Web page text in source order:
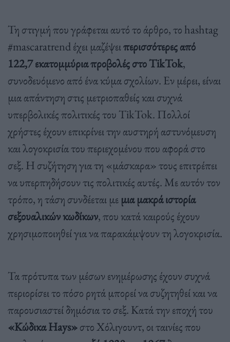
Τη στιγμή που γράφεται αυτό το άρθρο, το hashtag
#mascaratrend έχει μαζέψειπερισσότερες από
122,7 εκατομμύρια προβολές στο TikTok,
συνοδευόμενο από ένα κύμα σχολίων. Εν μέρει, είναι
μια απάντηση στις μετριοπαθείς και συχνά
υπερβολικές πολιτικές του TikTok. Πολλοί
χρήστες έχουν επικρίνει την αυστηρή αστυνόμευση
και λογοκρισία του περιεχομένου που αφορά στο
σεξ. Η συζήτηση για τη «μάσκαρα» τους επιτρέπει
να υπερπηδήσουν τις πολιτικές αυτές. Με αυτόν τον
τρόπο, η τάση συνδέεται με μια μακρά ιστορία
σεξουαλικών κωδίκων, που κατά καιρούς έχουν
χρησιμοποιηθεί για να παρακάμψουν τη λογοκρισία.
Τα πρότυπα των μέσων ενημέρωσης έχουν συχνά
περιορίσει το πόσο ρητά μπορεί να συζητηθεί και να
παρουσιαστεί δημόσια το σεξ. Κατά την εποχή του
«Κώδικα Hays»στο Χόλιγουντ, οι ταινίες που